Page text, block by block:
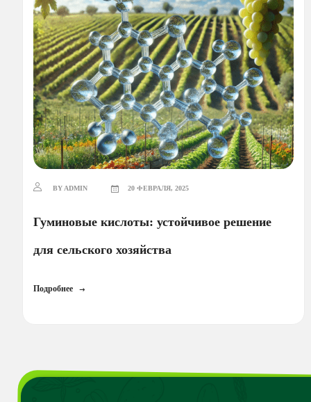
BY ADMIN 20 ФЕВРАЛЯ, 2025
Гуминовые кислоты: устойчивое решение
для сельского хозяйства
Подробнее